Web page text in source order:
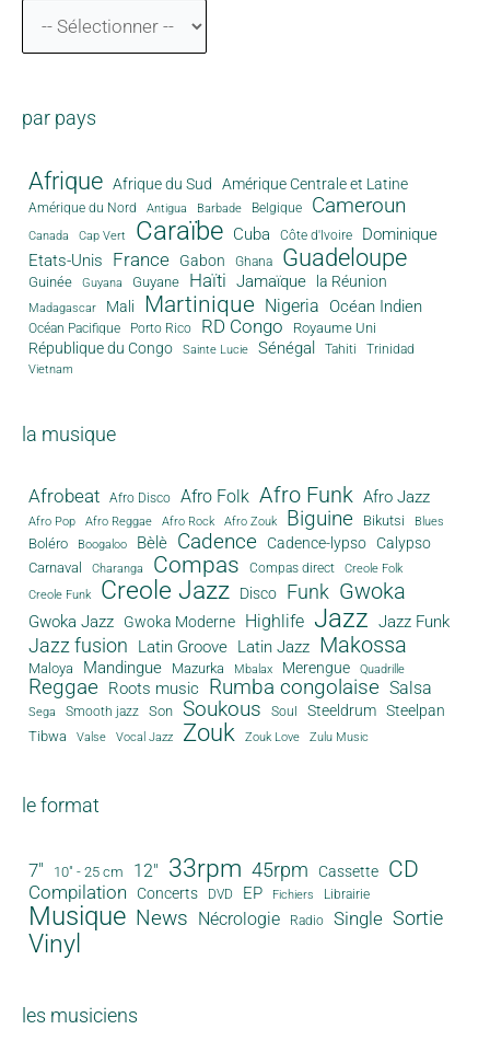
par pays
Afrique Afrique du Sud Amérique Centrale et Latine
Amérique du Nord Antigua Barbade Belgique Cameroun
Canada Cap Vert Caraïbe Cuba Côte d'Ivoire
Dominique
Etats-Unis
France Gabon Ghana Guadeloupe
Guinée Guyana Guyane Haïti Jamaïque la Réunion
Madagascar Mali Martinique Nigeria Océan Indien
Océan Pacifique Porto Rico RD Congo Royaume Uni
République du Congo Sainte Lucie Sénégal Tahiti Trinidad
Vietnam
la musique
Afrobeat Afro Disco Afro Folk Afro Funk Afro Jazz
Afro Pop Afro Reggae Afro Rock Afro Zouk Biguine Bikutsi Blues
Boléro Boogaloo Bèlè Cadence Cadence-lypso Calypso
Carnaval Charanga Compas Compas direct
Creole Folk
Creole Funk
Creole Jazz Disco Funk Gwoka
Gwoka Jazz Gwoka Moderne Highlife Jazz Jazz Funk
Jazz fusion Latin Groove Latin Jazz Makossa
Maloya Mandingue Mazurka Mbalax Merengue Quadrille
Reggae Roots music Rumba congolaise Salsa
Sega Smooth jazz Son Soukous Soul Steeldrum Steelpan
Tibwa Valse Vocal Jazz Zouk Zouk Love Zulu Music
le format
7" 10" - 25 cm 12" 33rpm 45rpm Cassette CD
Compilation Concerts DVD EP Fichiers Librairie
Musique News Nécrologie Radio Single Sortie
Vinyl
les musiciens